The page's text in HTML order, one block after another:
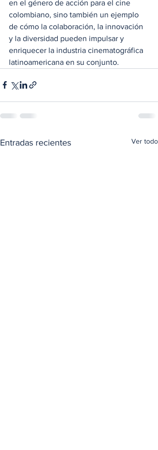
en el género de acción para el cine
colombiano, sino también un ejemplo
de cómo la colaboración, la innovación
y la diversidad pueden impulsar y
enriquecer la industria cinematográfica
latinoamericana en su conjunto.
Entradas recientes Ver todo